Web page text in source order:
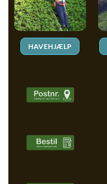
HAVEHJÆLP